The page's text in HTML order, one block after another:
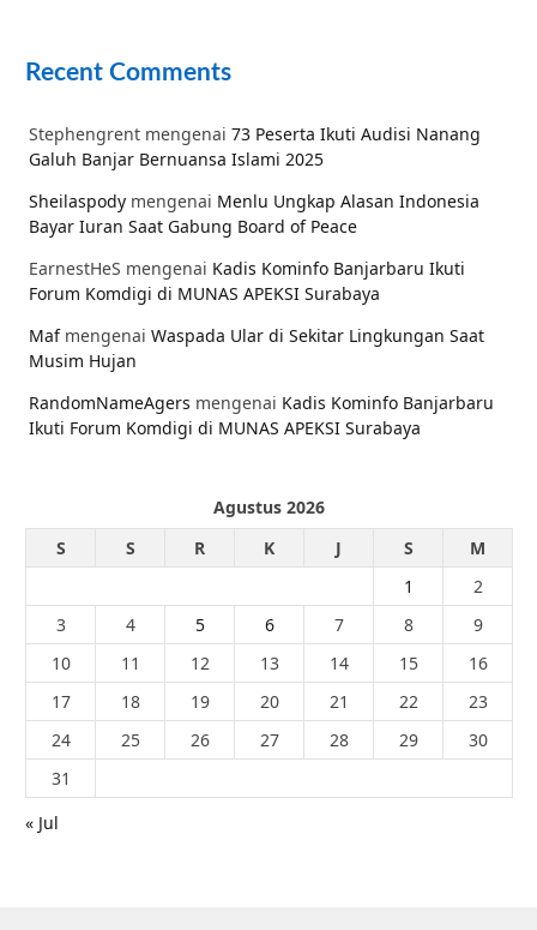
Recent Comments
Stephengrent mengenai 73 Peserta Ikuti Audisi Nanang
Galuh Banjar Bernuansa Islami 2025
Sheilaspody mengenai Menlu Ungkap Alasan Indonesia
Bayar Iuran Saat Gabung Board of Peace
EarnestHeS mengenai Kadis Kominfo Banjarbaru Ikuti
Forum Komdigi di MUNAS APEKSI Surabaya
Mafmengenai Waspada Ular di Sekitar Lingkungan Saat
Musim Hujan
RandomNameAgers mengenai Kadis Kominfo Banjarbaru
Ikuti Forum Komdigi di MUNAS APEKSI Surabaya
Agustus 2026
S
S R K J S
M
1
2
3
4 5 6 7 8
9
10
11 12 13 14 15
16
17
18 19 20 21 22
23
24
25 26 27 28 29
30
31
« Jul